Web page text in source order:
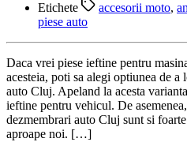
Etichete accesorii moto,
piese auto
Daca vrei piese ieftine pentru
acesteia, poti sa alegi optiunea de a
auto Cluj. Apeland la acesta
ieftine pentru vehicul. De
dezmembrari auto Cluj sunt si
aproape noi. […]